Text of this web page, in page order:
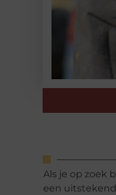
Als je op zoek
een